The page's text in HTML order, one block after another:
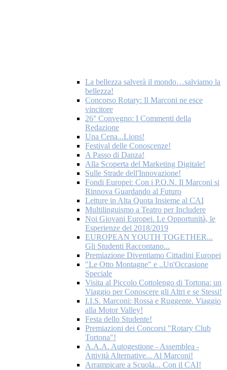
La bellezza salverà il mondo…salviamo la
bellezza!
Concorso Rotary: Il Marconi ne esce
vincitore
26° Convegno: I Commenti della
Redazione
Una Cena...Lions!
Festival delle Conoscenze!
A Passo di Danza!
Alla Scoperta del Marketing Digitale!
Sulle Strade dell'Innovazione!
Fondi Europei: Con i P.O.N. Il Marconi si
Rinnova Guardando al Futuro
Letture in Alta Quota Insieme al CAI
Multilinguismo a Teatro per Includere
Noi Giovani Europei. Le Opportunità, le
Esperienze del 2018/2019
EUROPEAN YOUTH TOGETHER...
Gli Studenti Raccontano...
Premiazione Diventiamo Cittadini Europei
"Le Otto Montagne" e ..Un'Occasione
Speciale
Visita al Piccolo Cottolengo di Tortona: un
Viaggio per Conoscere gli Altri e se Stessi!
I.I.S. Marconi: Rossa e Ruggente. Viaggio
alla Motor Valley!
Festa dello Studente!
Premiazioni dei Concorsi "Rotary Club
Tortona"!
A.A.A. Autogestione - Assemblea -
Attività Alternative... Al Marconi!
Arrampicare a Scuola... Con il CAI!